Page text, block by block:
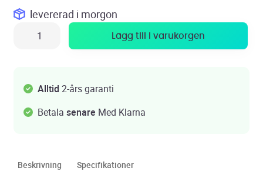
levererad i morgon
Lägg till i varukorgen
Alltid 2-års garanti
Betalasenare Med Klarna
Beskrivning Specifikationer